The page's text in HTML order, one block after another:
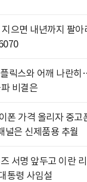
지으면 내년까지 팔
릭스와 어깨 나란
비결은
폰 가격 올리자 중고
은 신제품용 추월
서명 앞두고 이란
통령 사임설